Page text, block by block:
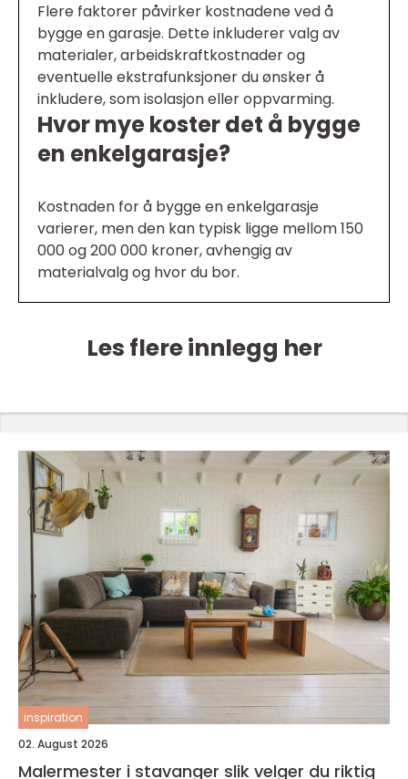
Flere faktorer påvirker kostnadene ved å
bygge en garasje. Dette inkluderer valg av
materialer, arbeidskraftkostnader og
eventuelle ekstrafunksjoner du ønsker å
inkludere, som isolasjon eller oppvarming.
Hvor mye koster det å bygge
en enkelgarasje?
Kostnaden for å bygge en enkelgarasje
varierer, men den kan typisk ligge mellom 150
000 og 200 000 kroner, avhengig av
materialvalg og hvor du bor.
Les flere innlegg her
inspiration
02. August 2026
Malermester i stavanger slik velger du riktig